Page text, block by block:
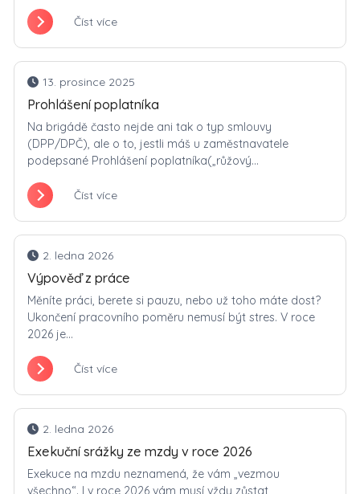
Číst více
13. prosince 2025
Prohlášení poplatníka
Na brigádě často nejde ani tak o typ smlouvy
(DPP/DPČ), ale o to, jestli máš u zaměstnavatele
podepsané Prohlášení poplatníka(„růžový...
Číst více
2. ledna 2026
Výpověď z práce
Měníte práci, berete si pauzu, nebo už toho máte dost?
Ukončení pracovního poměru nemusí být stres. V roce
2026 je...
Číst více
2. ledna 2026
Exekuční srážky ze mzdy v roce 2026
Exekuce na mzdu neznamená, že vám „vezmou
všechno“. I v roce 2026 vám musí vždy zůstat